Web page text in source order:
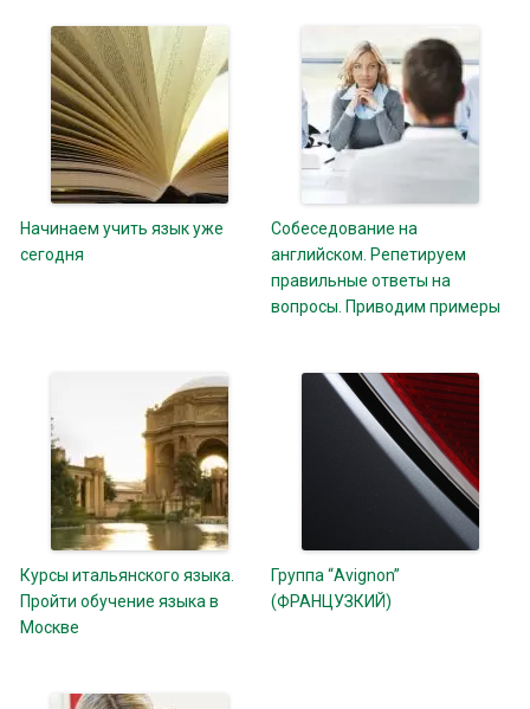
Начинаем учить язык уже
сегодня
Собеседование на
английском. Репетируем
правильные ответы на
вопросы. Приводим примеры
Курсы итальянского языка.
Пройти обучение языка в
Москве
Группа “Avignon”
(ФРАНЦУЗКИЙ)